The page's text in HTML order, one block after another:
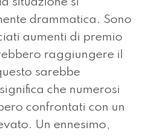
situazione si
drammatica. Sono
aumenti di premio
raggiungere il
sarebbe
che numerosi
confrontati con un
Un ennesimo,